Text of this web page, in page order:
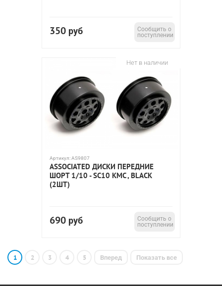
350 руб
Сообщить о
поступлении
Нет в наличии
Артикул:AS9807
ASSOCIATED ДИСКИ ПЕРЕДНИЕ
ШОРТ 1/10 - SC10 KMC , BLACK
(2ШТ)
690 руб
Сообщить о
поступлении
1 2 3 4 5 Вперед Показать все